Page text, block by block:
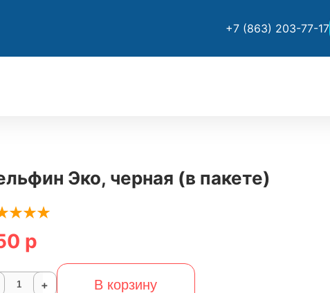
+7 (863) 203-77-17
Эко, черная (в пакете)
р
+ В корзину